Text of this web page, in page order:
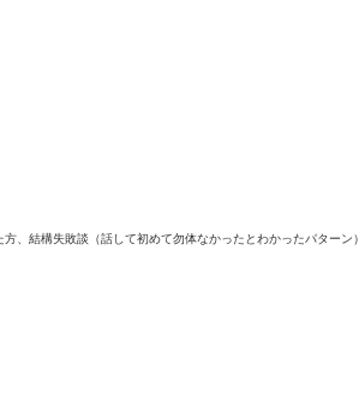
、結構失敗談（話して初めて勿体なかったとわかったパターン）